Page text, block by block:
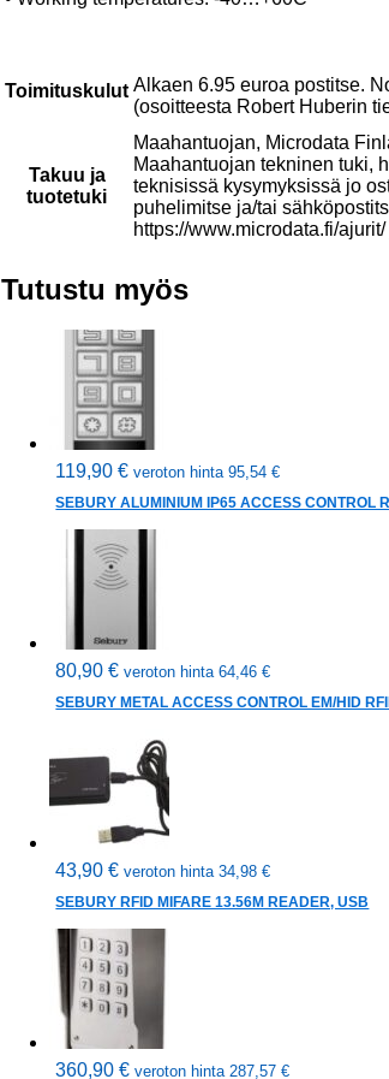
Toimituskulut Alkaen 6.95 euroa postitse.
(osoitteesta Robert Huberin
Takuu ja
tuotetuki
Maahantuojan, Microdata
Maahantuojan tekninen tuki,
teknisissä kysymyksissä jo
puhelimitse ja/tai
https://www.microdata.fi/
Tutustu myös
119,90€ veroton hinta95,54€
SEBURY ALUMINIUM IP65 ACCESS CONTROL
80,90€ veroton hinta64,46€
SEBURY METAL ACCESS CONTROL EM/HID
43,90€ veroton hinta34,98€
SEBURY RFID MIFARE 13.56M READER, USB
360,90€ veroton hinta287,57€